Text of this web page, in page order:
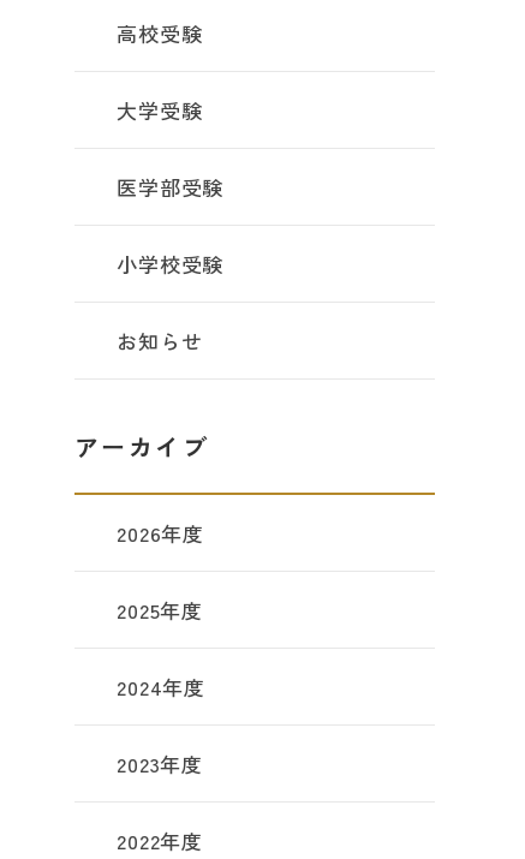
高校受験
大学受験
医学部受験
小学校受験
お知らせ
アーカイブ
2026年度
2025年度
2024年度
2023年度
2022年度